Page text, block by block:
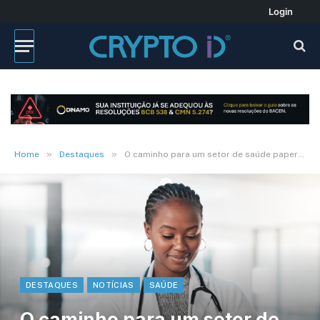
Login
Home » Destaques » O caminho para um setor de saúde paperless
DESTAQUES NOTÍCIAS SAÚDE